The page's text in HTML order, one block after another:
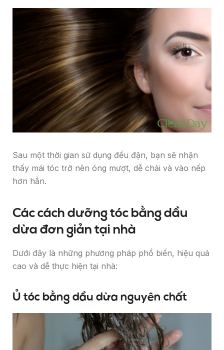
Sau một thời gian sử dụng đều đặn, bạn sẽ nhận
thấy mái tóc trở nên óng mượt, dễ chải và vào nếp
hơn hẳn.
Các cách dưỡng tóc bằng dầu
dừa đơn giản tại nhà
Dưới đây là những phương pháp phổ biến, hiệu quả
cao và dễ thực hiện tại nhà:
Ủ tóc bằng dầu dừa nguyên chất